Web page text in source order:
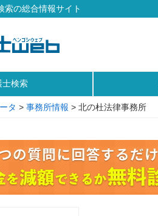
索の総合情報サイト
士検索
タ > 事務所情報 > 北の杜法律事務所